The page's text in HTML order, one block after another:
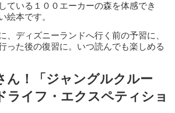
ている１００エーカーの森を体感でき
絵本です。
、ディズニーランドへ行く前の予習に、
った後の復習に。いつ読んでも楽しめる
ん！「ジャングルクルー
ライフ・エクスペティショ